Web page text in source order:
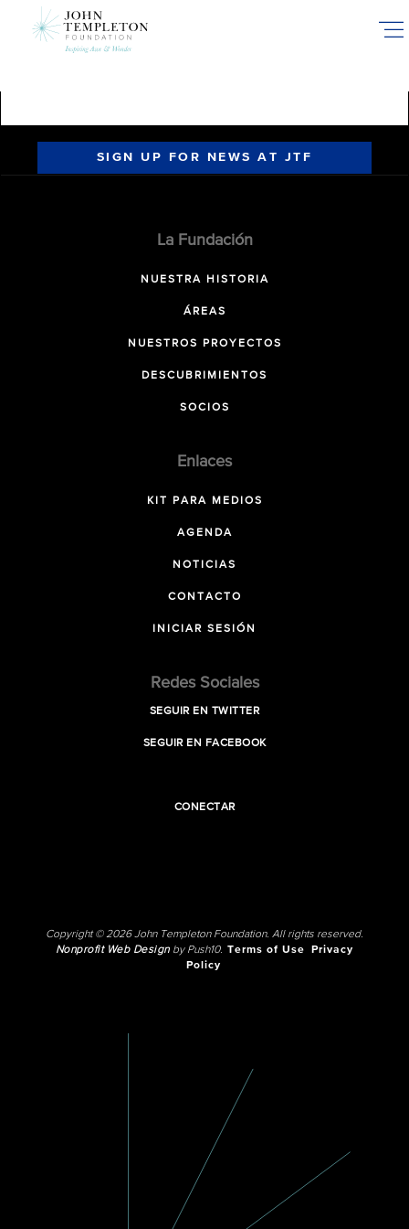
SIGN UP FOR NEWS AT JTF
La Fundación
NUESTRA HISTORIA
ÁREAS
NUESTROS PROYECTOS
DESCUBRIMIENTOS
SOCIOS
Enlaces
KIT PARA MEDIOS
AGENDA
NOTICIAS
CONTACTO
INICIAR SESIÓN
Redes Sociales
SEGUIR EN TWITTER
SEGUIR EN FACEBOOK
CONECTAR
Copyright © 2026 John Templeton Foundation. All rights reserved.
Nonprofit Web Designby Push10. Terms of Use
Privacy
Policy